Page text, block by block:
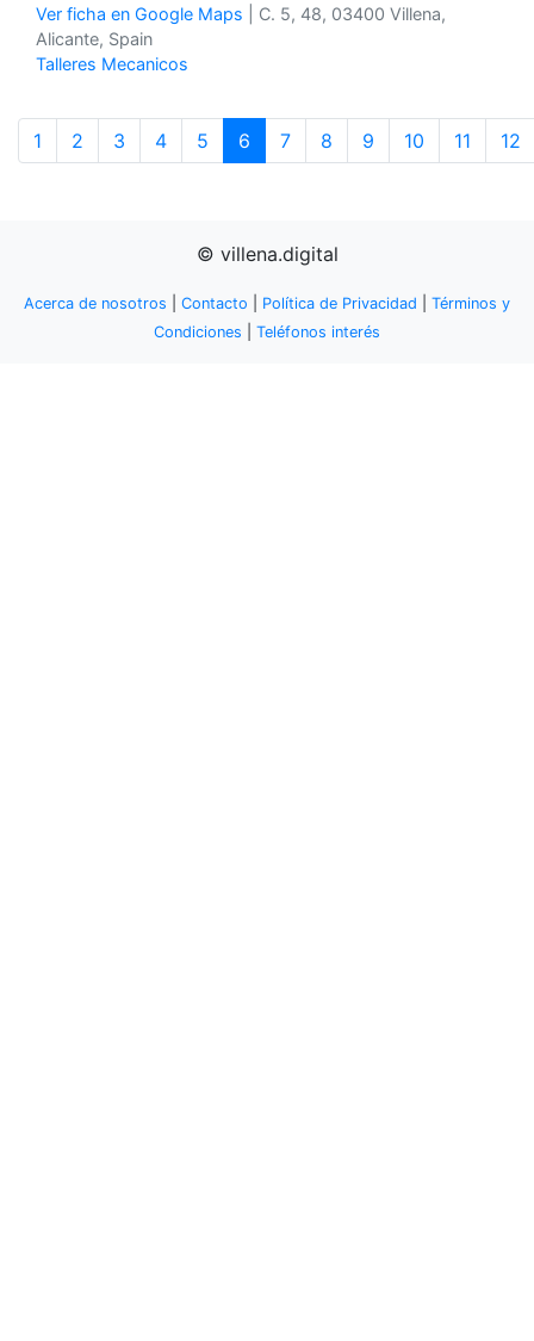
Ver ficha en Google Maps | C. 5, 48, 03400 Villena,
Alicante, Spain
Talleres Mecanicos
1 2 3 4 5 6 7 8 9 10 11 12
© villena.digital
Acerca de nosotros Contacto Política de Privacidad
Términos y
Condiciones
Teléfonos interés